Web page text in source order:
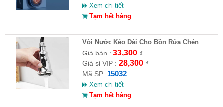
Xem chi tiết
Tạm hết hàng
Vòi Nước Kéo Dài Cho Bồn Rửa Chén
Giá bán : 33,300₫
Giá sỉ VIP : 28,300₫
Mã SP: 15032
Xem chi tiết
Tạm hết hàng